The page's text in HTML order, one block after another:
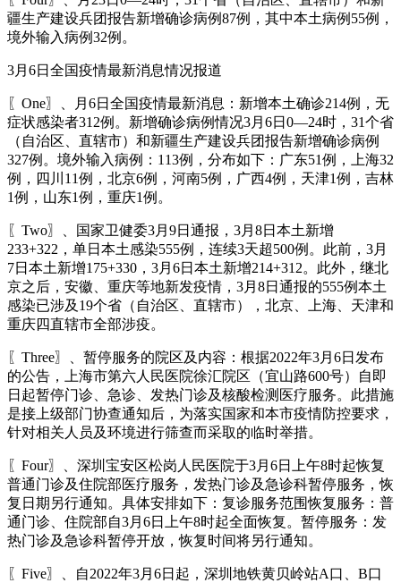
疆生产建设兵团报告新增确诊病例87例，其中本土病例55例，
境外输入病例32例。
3月6日全国疫情最新消息情况报道
〖One〗、月6日全国疫情最新消息：新增本土确诊214例，无
症状感染者312例。新增确诊病例情况3月6日0—24时，31个省
（自治区、直辖市）和新疆生产建设兵团报告新增确诊病例
327例。境外输入病例：113例，分布如下：广东51例，上海32
例，四川11例，北京6例，河南5例，广西4例，天津1例，吉林
1例，山东1例，重庆1例。
〖Two〗、国家卫健委3月9日通报，3月8日本土新增
233+322，单日本土感染555例，连续3天超500例。此前，3月
7日本土新增175+330，3月6日本土新增214+312。此外，继北
京之后，安徽、重庆等地新发疫情，3月8日通报的555例本土
感染已涉及19个省（自治区、直辖市），北京、上海、天津和
重庆四直辖市全部涉疫。
〖Three〗、暂停服务的院区及内容：根据2022年3月6日发布
的公告，上海市第六人民医院徐汇院区（宜山路600号）自即
日起暂停门诊、急诊、发热门诊及核酸检测医疗服务。此措施
是接上级部门协查通知后，为落实国家和本市疫情防控要求，
针对相关人员及环境进行筛查而采取的临时举措。
〖Four〗、深圳宝安区松岗人民医院于3月6日上午8时起恢复
普通门诊及住院部医疗服务，发热门诊及急诊科暂停服务，恢
复日期另行通知。具体安排如下：复诊服务范围恢复服务：普
通门诊、住院部自3月6日上午8时起全面恢复。暂停服务：发
热门诊及急诊科暂停开放，恢复时间将另行通知。
〖Five〗、自2022年3月6日起，深圳地铁黄贝岭站A口、B口